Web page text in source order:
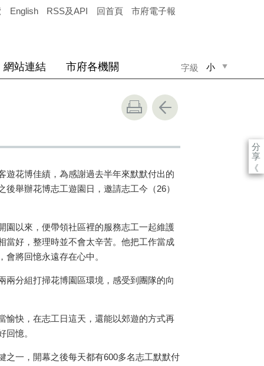
English RSS及API 回首頁 市府電子報
字級 小
網站連結 市府各機關
分
享
《
遊花博佳績，為感謝過去半年來默默付出的
舉辦花博志工遊園日，邀請志工今（26）
園以來，便帶領社區裡的服務志工一起維護
當好，整理時並不會太辛苦。他把工作當成
將回憶永遠存在心中。
兩分組打掃花博園區環境，感受到團隊的向
愉快，在志工日這天，還能以郊遊的方式再
回憶。
之一，開幕之後每天都有600多名志工默默付